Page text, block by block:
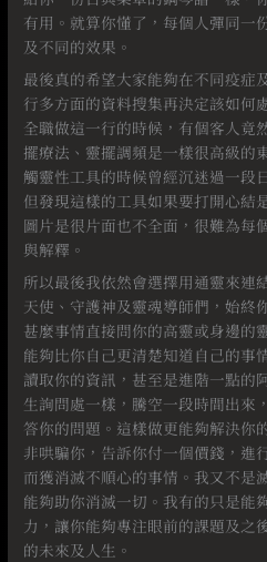
有用。就算你懂了，每個人彈同一
及不同的效果。
最後真的希望大家能夠在不同疫症
行多方面的資料搜集再決定該如何
全職做這一行的時候，有個客人竟
擺療法、靈擺調頻是一樣很高級的
觸靈性工具的時候曾經沉迷過一段
但發現這樣的工具如果要打開心結
圖片是很片面也不全面，很難為每
與解釋。
所以最後我依然會選擇用通靈來連
天使、守護神及靈魂導師們，始終
甚麼事情直接問你的高靈或身邊的
能夠比你自己更清楚知道自己的事
讀取你的資訊，甚至是進階一點的
生詢問處一樣，騰空一段時間出來
答你的問題。這樣做更能夠解決你
非哄騙你，告訴你付一個價錢，進
而獲消滅不順心的事情。我又不是
能夠助你消滅一切。我有的只是能
力，讓你能夠專注眼前的課題及之
的未來及人生。⠀